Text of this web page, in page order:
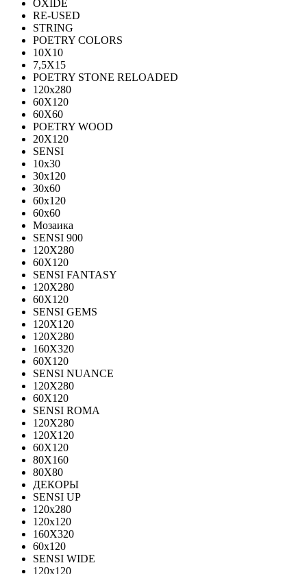
OXIDE
RE-USED
STRING
POETRY COLORS
10Х10
7,5Х15
POETRY STONE RELOADED
120x280
60Х120
60Х60
POETRY WOOD
20Х120
SENSI
10x30
30x120
30x60
60x120
60x60
Мозаика
SENSI 900
120Х280
60X120
SENSI FANTASY
120Х280
60Х120
SENSI GEMS
120Х120
120Х280
160X320
60X120
SENSI NUANCE
120X280
60X120
SENSI ROMA
120X280
120Х120
60X120
80X160
80X80
ДЕКОРЫ
SENSI UP
120x280
120х120
160X320
60х120
SENSI WIDE
120x120